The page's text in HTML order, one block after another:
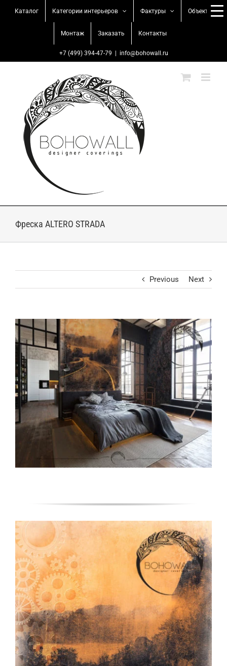
Каталог Категории интерьеров Фактуры Объекты
Монтаж Заказать Контакты
+7 (499) 394-47-79 info@bohowall.ru
Фреска ALTERO STRADA
Previous Next
View
Larger
Image